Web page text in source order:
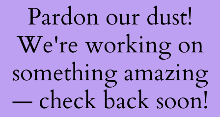
Pardon our dust!
We're working on
something amazing
— check back soon!